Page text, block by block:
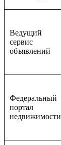
Ведущий
сервис
объявлений
Федеральный
портал
недвижимости